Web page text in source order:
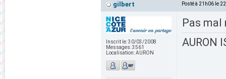
gilbert Posté à 21h06 le
Inscrit le:30/03/2008
Messages:3561
Localisation:AURON
Pas mal
AURON